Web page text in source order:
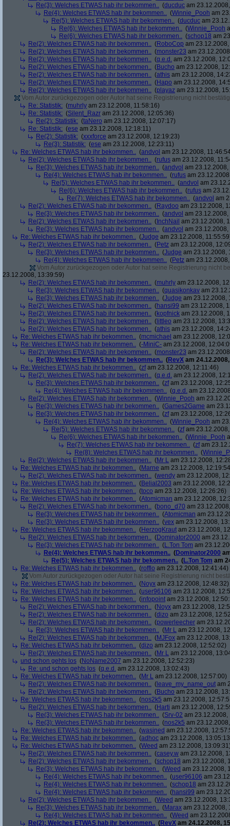
Re(3): Welches ETWAS hab ihr bekommen.. (ducduc am
Re(4): Welches ETWAS hab ihr bekommen.. (Winnie_Pooh am
Re(5): Welches ETWAS hab ihr bekommen.. (ducduc am
Re(6): Welches ETWAS hab ihr bekommen.. (Winnie_Pooh
Re(6): Welches ETWAS hab ihr bekommen.. (schop18 am
Re(2): Welches ETWAS hab ihr bekommen.. (RoboCop am
Re(2): Welches ETWAS hab ihr bekommen.. (monster23 am
Re(2): Welches ETWAS hab ihr bekommen.. (q.e.d. am 23.12.2008,
Re(2): Welches ETWAS hab ihr bekommen.. (Bucho am 23.12.2008,
Re(2): Welches ETWAS hab ihr bekommen.. (athis am 23.12.2008,
Re(2): Welches ETWAS hab ihr bekommen.. (Hapo am 23.12.2008,
Re(2): Welches ETWAS hab ihr bekommen.. (playaz am 23.12.2008,
Vom Autor zurückgezogen oder Autor hat seine Registrierung nicht
Re: Statistik: (muhrly am 23.12.2008, 11:58:16)
Re: Statistik: (Silent_Razr am 23.12.2008, 12:05:36)
Re(2): Statistik: (taNero am 23.12.2008, 12:07:17)
Re: Statistik: (ese am 23.12.2008, 12:18:11)
Re(2): Statistik: (xxxforce am 23.12.2008, 12:19:23)
Re(3): Statistik: (ese am 23.12.2008, 12:23:11)
Re: Welches ETWAS hab ihr bekommen.. (andvol am 23.12.2008,
Re(2): Welches ETWAS hab ihr bekommen.. (rufus am 23.12.2008,
Re(3): Welches ETWAS hab ihr bekommen.. (andvol am
Re(4): Welches ETWAS hab ihr bekommen.. (rufus am
Re(5): Welches ETWAS hab ihr bekommen.. (andvol am
Re(6): Welches ETWAS hab ihr bekommen.. (rufus am
Re(7): Welches ETWAS hab ihr bekommen.. (andvol am
Re(2): Welches ETWAS hab ihr bekommen.. (Raydoo am 23.12.2008,
Re(3): Welches ETWAS hab ihr bekommen.. (andvol am
Re(2): Welches ETWAS hab ihr bekommen.. ( InchNail am 23.12.2008,
Re(3): Welches ETWAS hab ihr bekommen.. (andvol am
Re: Welches ETWAS hab ihr bekommen.. (Judge am 23.12.2008,
Re(2): Welches ETWAS hab ihr bekommen.. (Petz am 23.12.2008,
Re(3): Welches ETWAS hab ihr bekommen.. (Judge am 23.12.2008,
Re(4): Welches ETWAS hab ihr bekommen.. (Petz am
Vom Autor zurückgezogen oder Autor hat seine Registrierung nicht
23.12.2008, 13:39:59)
Re(2): Welches ETWAS hab ihr bekommen.. (muhrly am 23.12.2008,
Re(3): Welches ETWAS hab ihr bekommen.. (quasikonkav am
Re(3): Welches ETWAS hab ihr bekommen.. (Judge am 23.12.2008,
Re(2): Welches ETWAS hab ihr bekommen.. (hansi99 am 23.12.2008,
Re(2): Welches ETWAS hab ihr bekommen.. (kopfnick am 23.12.2008,
Re(2): Welches ETWAS hab ihr bekommen.. ( littleo am 23.12.2008,
Re(2): Welches ETWAS hab ihr bekommen.. (athis am 23.12.2008,
Re: Welches ETWAS hab ihr bekommen.. (mcmichael am 23.12.2008,
Re: Welches ETWAS hab ihr bekommen.. (-MiniC- am 23.12.2008,
Re(2): Welches ETWAS hab ihr bekommen.. (monster23 am
Re(3): Welches ETWAS hab ihr bekommen.. (RevX am
Re: Welches ETWAS hab ihr bekommen.. (zfam 23.12.2008, 12:11:46)
Re(2): Welches ETWAS hab ihr bekommen.. (q.e.d. am 23.12.2008,
Re(3): Welches ETWAS hab ihr bekommen.. (zfam 23.12.2008,
Re(4): Welches ETWAS hab ihr bekommen.. (q.e.d. am
Re(2): Welches ETWAS hab ihr bekommen.. (Winnie_Pooh am
Re(3): Welches ETWAS hab ihr bekommen.. (Games2Game am
Re(3): Welches ETWAS hab ihr bekommen.. (zfam 23.12.2008,
Re(4): Welches ETWAS hab ihr bekommen.. (Winnie_Pooh am
Re(5): Welches ETWAS hab ihr bekommen.. (zfam
Re(6): Welches ETWAS hab ihr bekommen.. (Winnie_Pooh
Re(7): Welches ETWAS hab ihr bekommen.. (zfam
Re(8): Welches ETWAS hab ihr bekommen.. (
Re(2): Welches ETWAS hab ihr bekommen.. (Mr L am 23.12.2008,
Re: Welches ETWAS hab ihr bekommen.. (Marne am 23.12.2008,
Re(2): Welches ETWAS hab ihr bekommen.. (wendy am 23.12.2008,
Re: Welches ETWAS hab ihr bekommen.. (Belial2003 am 23.12.2008,
Re: Welches ETWAS hab ihr bekommen.. (toco am 23.12.2008, 12:26:26)
Re: Welches ETWAS hab ihr bekommen.. (Atomicman am 23.12.2008,
Re(2): Welches ETWAS hab ihr bekommen.. (bono_d70 am
Re(3): Welches ETWAS hab ihr bekommen.. (Atomicman am
Re(3): Welches ETWAS hab ihr bekommen.. (vex am 23.12.2008,
Re: Welches ETWAS hab ihr bekommen.. (HerzogKraut am 23.12.2008,
Re(2): Welches ETWAS hab ihr bekommen.. (Dominator2000 am
Re(3): Welches ETWAS hab ihr bekommen.. (L.Ton Tom am
Re(4): Welches ETWAS hab ihr bekommen.. (Dominator2000
Re(5): Welches ETWAS hab ihr bekommen.. (L.Ton Tom am
Re: Welches ETWAS hab ihr bekommen.. (rofflo am 23.12.2008, 12:41:44)
Vom Autor zurückgezogen oder Autor hat seine Registrierung nicht
Re: Welches ETWAS hab ihr bekommen.. (Noyx am 23.12.2008, 12:48:32)
Re: Welches ETWAS hab ihr bekommen.. (user96106 am 23.12.2008,
Re: Welches ETWAS hab ihr bekommen.. (infopoint am 23.12.2008,
Re(2): Welches ETWAS hab ihr bekommen.. (Noyx am 23.12.2008,
Re(2): Welches ETWAS hab ihr bekommen.. (dizo am 23.12.2008,
Re(2): Welches ETWAS hab ihr bekommen.. (powerleecher am
Re(3): Welches ETWAS hab ihr bekommen.. (Mr L am 23.12.2008,
Re(2): Welches ETWAS hab ihr bekommen.. (MJFox am 23.12.2008,
Re: Welches ETWAS hab ihr bekommen.. (dizo am 23.12.2008, 12:52:02)
Re(2): Welches ETWAS hab ihr bekommen.. (Mr L am 23.12.2008,
und schon gehts los (NoName2007 am 23.12.2008, 12:52:23)
Re: und schon gehts los (q.e.d. am 23.12.2008, 13:02:43)
Re: Welches ETWAS hab ihr bekommen.. (Mr L am 23.12.2008, 12:57:00)
Re(2): Welches ETWAS hab ihr bekommen.. ( leave_my_name_out am
Re(2): Welches ETWAS hab ihr bekommen.. (Bucho am 23.12.2008,
Re: Welches ETWAS hab ihr bekommen.. (nos2k5 am 23.12.2008,
Re(2): Welches ETWAS hab ihr bekommen.. (Harti am 23.12.2008,
Re(3): Welches ETWAS hab ihr bekommen.. (Srv-02 am 23.12.2008,
Re(3): Welches ETWAS hab ihr bekommen.. (nos2k5 am
Re: Welches ETWAS hab ihr bekommen.. (wasined am 23.12.2008,
Re: Welches ETWAS hab ihr bekommen.. (adhoc am 23.12.2008,
Re: Welches ETWAS hab ihr bekommen.. (Weed am 23.12.2008,
Re(2): Welches ETWAS hab ihr bekommen.. (casey.w am 23.12.2008,
Re(2): Welches ETWAS hab ihr bekommen.. (schop18 am 23.12.2008,
Re(3): Welches ETWAS hab ihr bekommen.. (Weed am 23.12.2008,
Re(4): Welches ETWAS hab ihr bekommen.. (user96106 am
Re(4): Welches ETWAS hab ihr bekommen.. (schop18 am
Re(4): Welches ETWAS hab ihr bekommen.. (hansi99 am
Re(2): Welches ETWAS hab ihr bekommen.. (Weed am 23.12.2008,
Re(3): Welches ETWAS hab ihr bekommen.. (Marax am 23.12.2008,
Re(4): Welches ETWAS hab ihr bekommen.. (Weed am
Re(2): Welches ETWAS hab ihr bekommen.. (RevX am 24.12.2008,